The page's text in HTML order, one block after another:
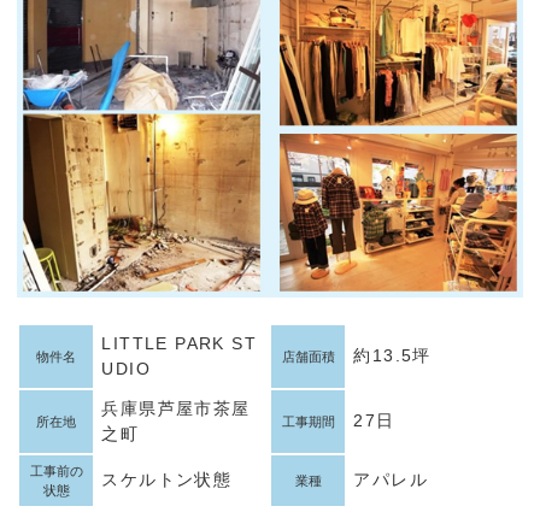
物件名
LITTLE PARK ST
UDIO
店舗面積 約13.5坪
所在地
兵庫県芦屋市茶屋
之町
工事期間 27日
工事前の
状態
スケルトン状態 業種 アパレル